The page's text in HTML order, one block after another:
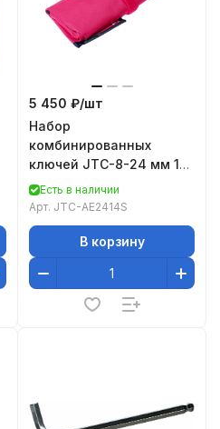
5 450 ₽/шт
Набор
комбинированных
ключей JTC-8-24 мм 14
шт 1-AE2414S
Есть в наличии
Арт. JTC-AE2414S
В корзину